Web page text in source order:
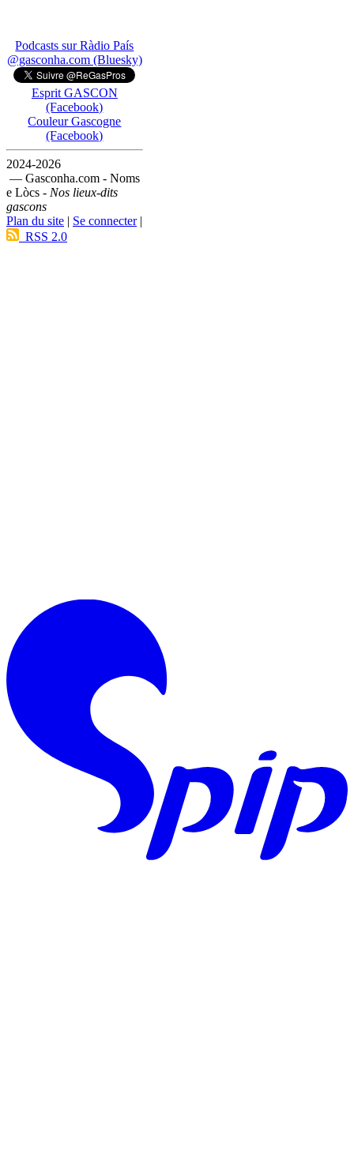
Podcasts sur Ràdio País
@gasconha.com (Bluesky)
Esprit GASCON
(Facebook)
Couleur Gascogne
(Facebook)
2024-2026
— Gasconha.com - Noms
e Lòcs - Nos lieux-dits
gascons
Plan du site | Se connecter|
RSS 2.0